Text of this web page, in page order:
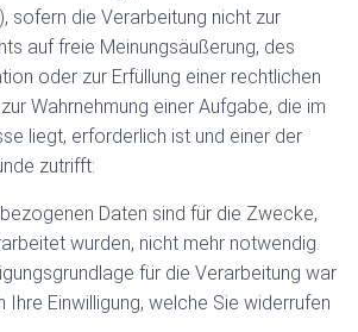
sofern die Verarbeitung nicht zur
auf freie Meinungsäußerung, des
oder zur Erfüllung einer rechtlichen
Wahrnehmung einer Aufgabe, die im
liegt, erforderlich ist und einer der
zutrifft:
Daten sind für die Zwecke,
wurden, nicht mehr notwendig.
für die Verarbeitung war
Ihre Einwilligung, welche Sie widerrufen